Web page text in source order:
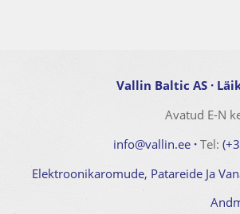
Vallin Baltic AS ·
Avatud E-N
info@vallin.ee · Tel:
Elektroonikaromude, Patareide Ja